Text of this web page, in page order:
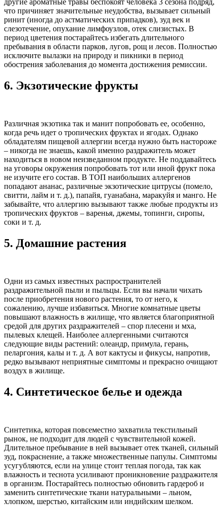
другие ароматные травы беспокоят человека 3 сезона подряд,
что причиняет значительные неудобства, вызывает сильный
ринит (иногда до астматических припадков), зуд век и
слезотечение, опухание лимфоузлов, отек слизистых. В
период цветения постарайтесь избегать длительного
пребывания в области парков, лугов, рощ и лесов. Полностью
исключите вылазки на природу и пикники в период
обострения заболевания до момента достижения ремиссии.
6. Экзотические фрукты
Различная экзотика так и манит попробовать ее, особенно,
когда речь идет о тропических фруктах и ягодах. Однако
обладателям пищевой аллергии всегда нужно быть настороже
– никогда не знаешь, какой именно раздражитель может
находиться в новом неизведанном продукте. Не поддавайтесь
на уговоры окружения попробовать тот или иной фрукт пока
не изучите его состав. В ТОП наибольших аллергенов
попадают ананас, различные экзотические цитрусы (помело,
свитти, лайм и т. д.), папайя, гуанабана, маракуйя и манго. Не
забывайте, что аллергию вызывают также любые продукты из
тропических фруктов – варенья, джемы, топинги, сиропы,
соки и т. д.
5. Домашние растения
Одни из самых известных распространителей
раздражительной пыли и пыльцы. Если вы начали чихать
после приобретения нового растения, то от него, к
сожалению, лучше избавиться. Многие комнатные цветы
повышают влажность в жилище, что является благоприятной
средой для других раздражителей – спор плесени и мха,
пылевых клещей. Наиболее аллергенными считаются
следующие виды растений: олеандр, примула, герань,
пеларгония, калы и т. д. А вот кактусы и фикусы, напротив,
редко вызывают неприятные симптомы и прекрасно очищают
воздух в жилище.
4. Синтетическое белье и одежда
Синтетика, которая повсеместно захватила текстильный
рынок, не подходит для людей с чувствительной кожей.
Длительное пребывание в ней вызывает отек тканей, сильный
зуд, покраснение, а также множественные папулы. Симптомы
усугубляются, если на улице стоит теплая погода, так как
влажность и теснота усиливают проникновение раздражителя
в организм. Постарайтесь полностью обновить гардероб и
заменить синтетические ткани натуральными – льном,
хлопком, шерстью, китайским или индийским шелком.